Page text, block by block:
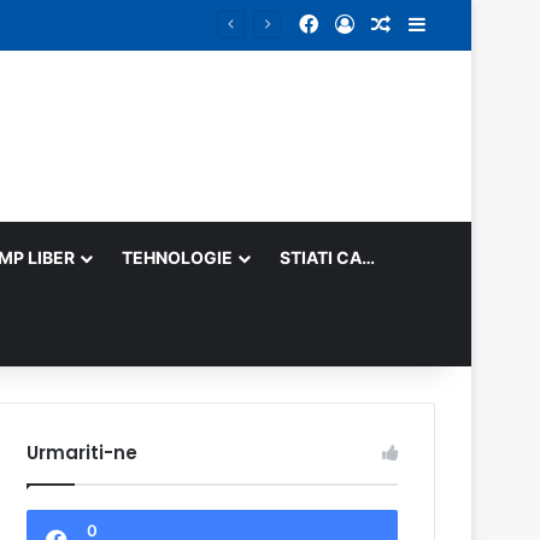
Facebook
Log InRandom Article
LIBER TEHNOLOGIE STIATI CA…
Urmariti-ne
0